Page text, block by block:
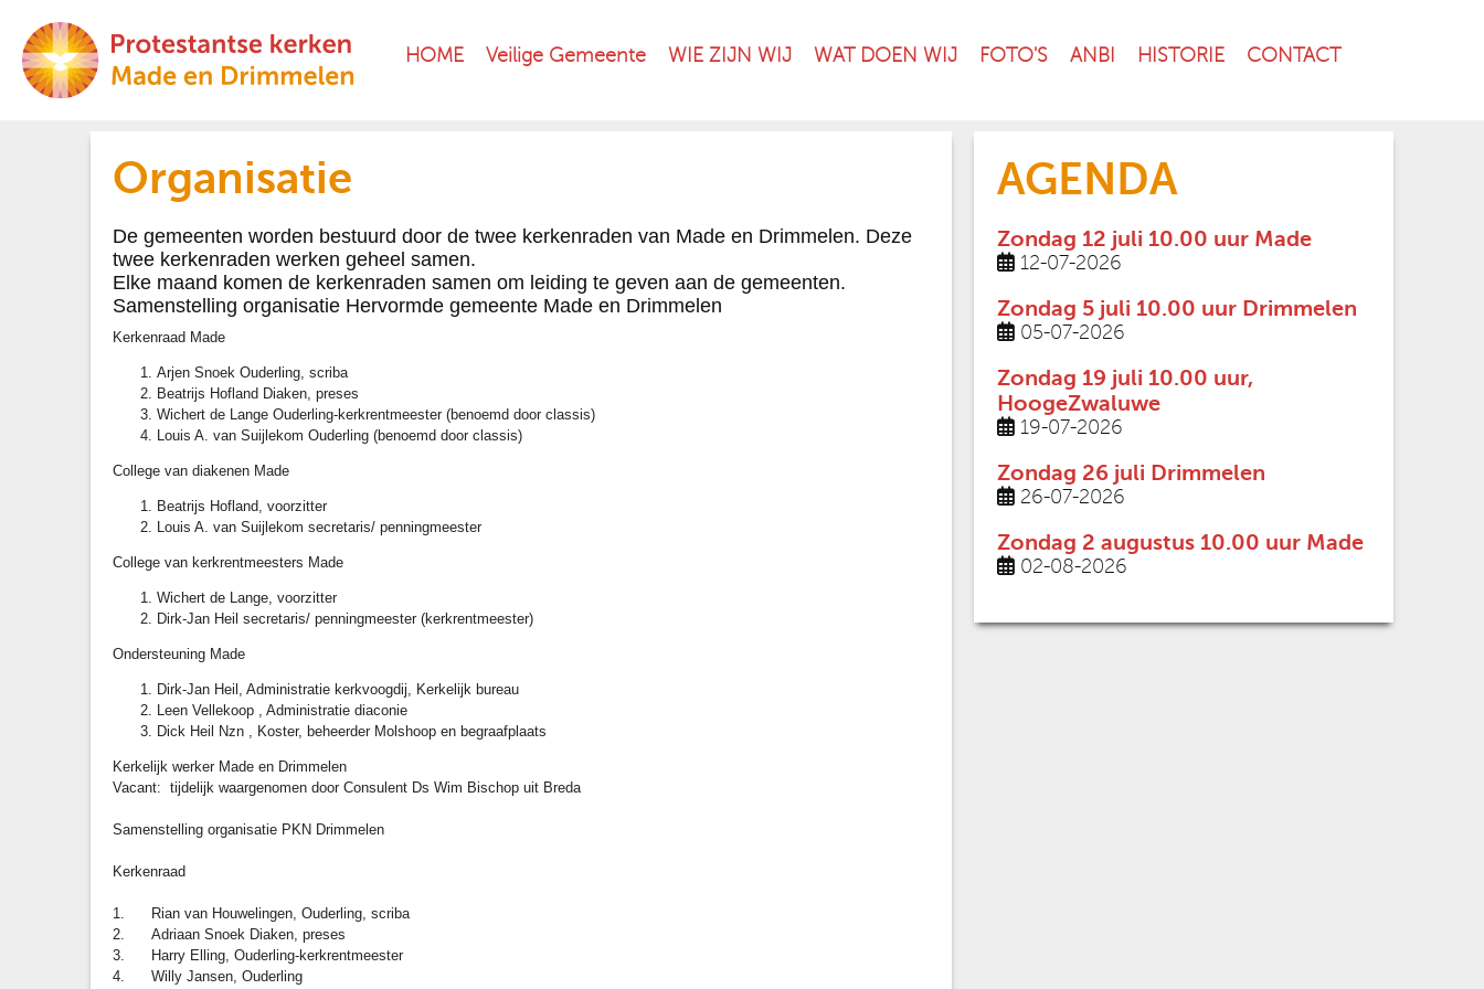
HOME Veilige Gemeente WIE ZIJN WIJ WAT DOEN WIJ FOTO'S ANBI HISTORIE CONTACT
AGENDA
Zondag 12 juli 10.00 uur Made
12-07-2026
Zondag 5 juli 10.00 uur Drimmelen
05-07-2026
Zondag 19 juli 10.00 uur,
HoogeZwaluwe
19-07-2026
Zondag 26 juli Drimmelen
26-07-2026
Zondag 2 augustus 10.00 uur Made
02-08-2026
Organisatie
De gemeenten worden bestuurd door de twee kerkenraden van Made en Drimmelen. Deze
twee kerkenraden werken geheel samen.
Elke maand komen de kerkenraden samen om leiding te geven aan de gemeenten.
Samenstelling organisatie Hervormde gemeente Made en Drimmelen
Kerkenraad Made
Arjen Snoek Ouderling, scriba
Beatrijs Hofland Diaken, preses
Wichert de Lange Ouderling-kerkrentmeester (benoemd door classis)
Louis A. van Suijlekom Ouderling (benoemd door classis)
College van diakenen Made
Beatrijs Hofland, voorzitter
Louis A. van Suijlekom secretaris/ penningmeester
College van kerkrentmeesters Made
Wichert de Lange, voorzitter
Dirk-Jan Heil secretaris/ penningmeester (kerkrentmeester)
Ondersteuning Made
Dirk-Jan Heil, Administratie kerkvoogdij, Kerkelijk bureau
Leen Vellekoop , Administratie diaconie
Dick Heil Nzn , Koster, beheerder Molshoop en begraafplaats
Kerkelijk werker Made en Drimmelen
Vacant: tijdelijk waargenomen door Consulent Ds Wim Bischop uit Breda
Samenstelling organisatie PKN Drimmelen
Kerkenraad
1. Rian van Houwelingen, Ouderling, scriba
2. Adriaan Snoek Diaken, preses
3. Harry Elling, Ouderling-kerkrentmeester
4. Willy Jansen, Ouderling